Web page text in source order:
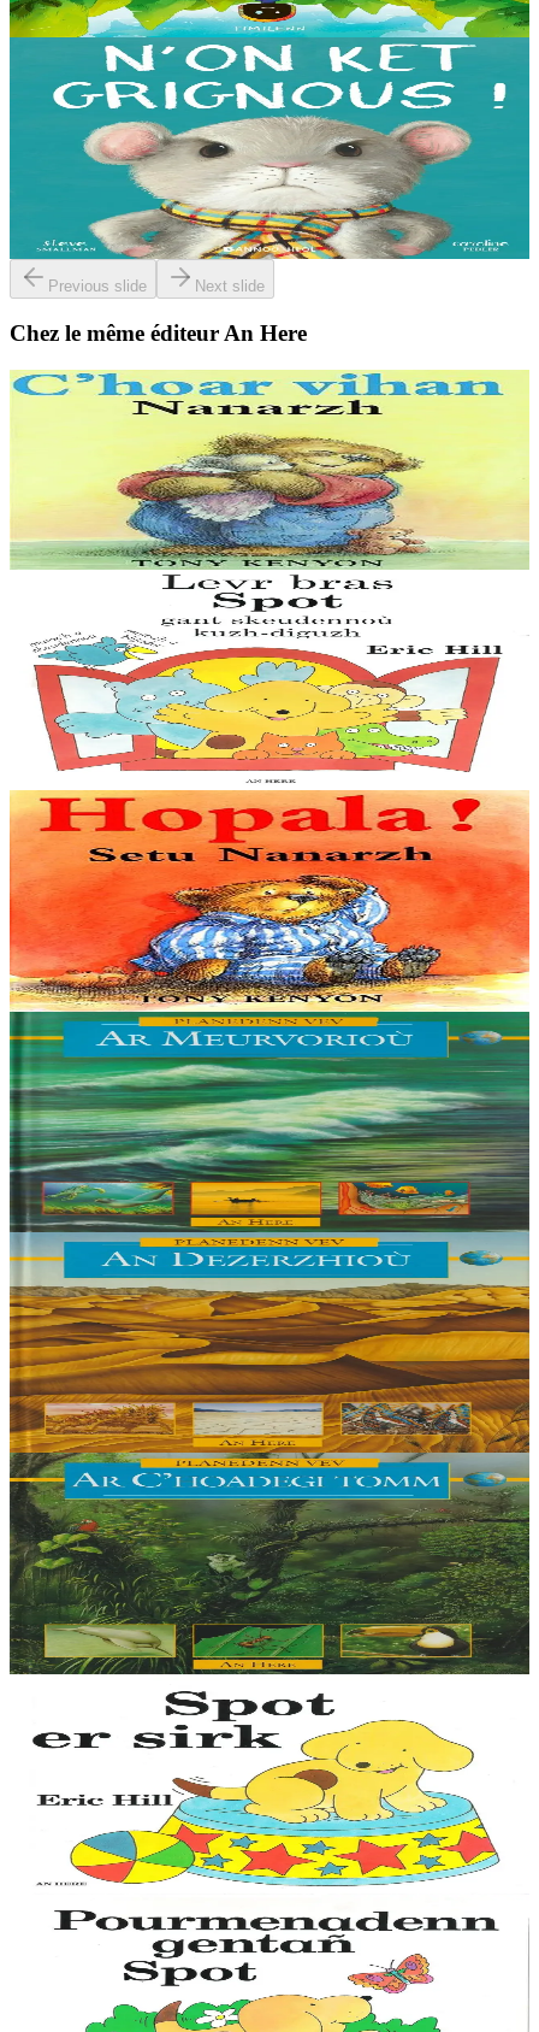
En stock
14,00 €
Bannoù-heol
I'm not grumpy!
À la lisière de la forêt vit une petite souris. C'est la souris la plus
grognonne et la plus hargneuse des environs, jusqu'à sa rencontre
avec un petit blaireau...
En stock13,00 €
Previous slide Next slide
Chez le même éditeur An Here
2 ans et plus
An Here
La petite soeur de Nounours
Nounours vient d'avoir une petite soeur ! Mais apparemment, ça ne
lui fait pas plaisir !
En stock9,00 €
Le grand livre de Spot
Des couleurs, nombres, formes, mots contraires, cris des animaux et
une belle histoire. Faites découvrir à vos enfants des notions de base
avec Spot et ses...
2 ans et plus
An Here
Tiens donc ! Voilà Nounours
Nounours n'arrive pas à dormir. Il s'agite et tombe de son lit, y
remonte, en redescend, va à la salle de bain, à la cuisine… Pendant
ce temps-là, ses parents...
En stock9,00 €
6 ans et plus
An Here
Los oceanos
Plus de 70 % de la surface de la planète est recouverte d'eau. Ce
livre explique comment se sont formés les océans et décrit la vie que
l'on y trouve.
En stock9,00 €
6 ans et plus
An Here
Los desiertos
Ce livre explique comment certaines parties du monde se sont
désertifiées et dresse un inventaire de la faune, de la flore et des
populations qui vivent dans un environnement si hostile....
En stock9,00 €
6 ans et plus
An Here
Las selvas
Ce livre décrit le rôle de "poumons de la planète" des forêts
équatoriales. Il étudie aussi les plantes, les animaux et les hommes
qui s'y battent pour survivre....
En stock9,00 €
Spot au cirque
Le petit chien Spot est mondialement connu, avec ses aventures
auxquelles participent les enfants en soulevant des images animées.
Cette collection, qui existe...
En stock9,00 €
An Here
La première promenade de Spot
Le petit chien Spot est mondialement connu, avec ses aventures